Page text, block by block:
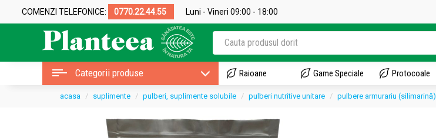
COMENZI TELEFONICE: 0770.22.44.55 Luni - Vineri 09:00 - 18:00
Categorii produse Raioane Game Speciale Protocoale
acasa suplimente pulberi, suplimente solubile pulberi nutritive unitare pulbere armurariu (silimarină)